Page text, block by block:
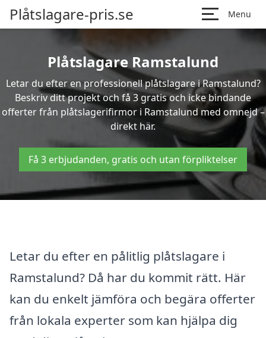
Plåtslagare-pris.se Menu
Plåtslagare Ramstalund
Letar du efter en professionell plåtslagare i Ramstalund?
Beskriv ditt projekt och få 3 gratis och icke bindande
offerter från plåtslagerifirmor i Ramstalund med omnejd –
direkt här.
Få 3 erbjudanden, gratis och utan förpliktelser
Letar du efter en pålitlig plåtslagare i
Ramstalund? Då har du kommit rätt. Här
kan du enkelt jämföra och begära offerter
från lokala experter som kan hjälpa dig